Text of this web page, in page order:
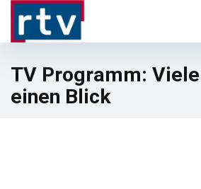
TV Programm:
einen Blick